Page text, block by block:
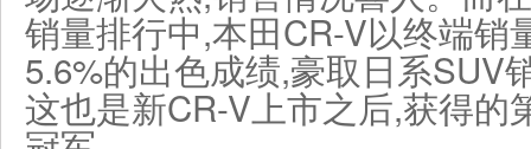
销量排行中,本田CR-V以终端销
5.6%的出色成绩,豪取日系SUV
这也是新CR-V上市之后,获得的